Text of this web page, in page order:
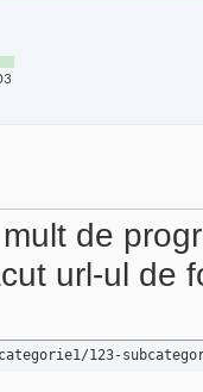
de
url-ul de
123-